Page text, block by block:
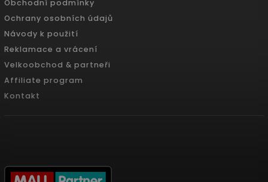
Obchodní podmínky
Ochrany osobních údajů
Návody k použití
Reklamace a vrácení
Velkoobchod & partneři
Affiliate program
Kontakt